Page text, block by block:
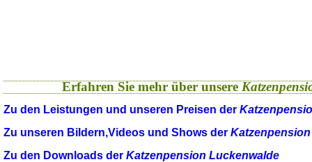
Erfahren Sie mehr über unsere
Zu den Leistungen und unseren Preisen der
Zu unseren Bildern,Videos und Shows der
Zu den Downloads der Katzenpension Luckenwalde